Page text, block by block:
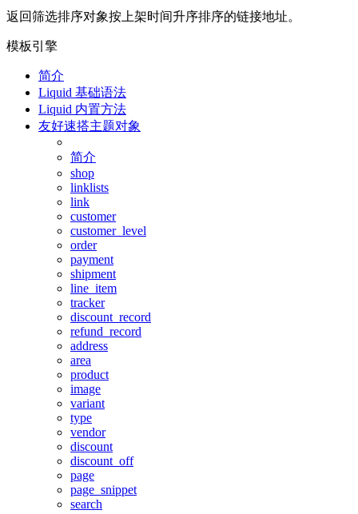
返回筛选排序对象按上架时间升序排序的链接地址。
模板引擎
简介
Liquid 基础语法
Liquid 内置方法
友好速搭主题对象
简介
shop
linklists
link
customer
customer_level
order
payment
shipment
line_item
tracker
discount_record
refund_record
address
area
product
image
variant
type
vendor
discount
discount_off
page
page_snippet
search